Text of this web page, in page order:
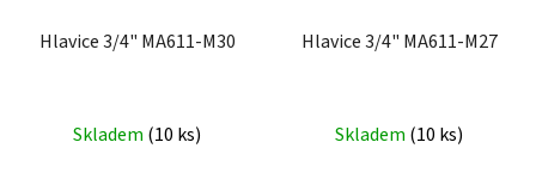
Hlavice 3/4" MA611-M30
Skladem (10 ks)
Hlavice 3/4" MA611-M27
Skladem (10 ks)